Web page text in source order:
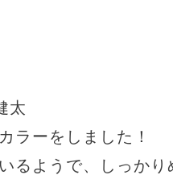
太
ラーをしました！
るようで、しっか